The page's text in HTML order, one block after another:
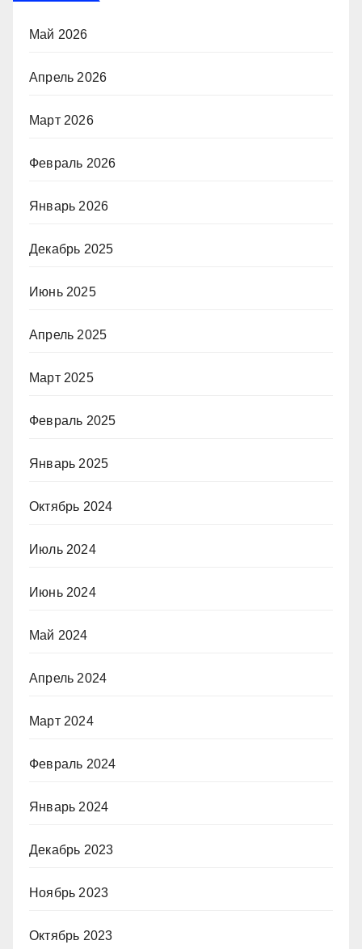
Май 2026
Апрель 2026
Март 2026
Февраль 2026
Январь 2026
Декабрь 2025
Июнь 2025
Апрель 2025
Март 2025
Февраль 2025
Январь 2025
Октябрь 2024
Июль 2024
Июнь 2024
Май 2024
Апрель 2024
Март 2024
Февраль 2024
Январь 2024
Декабрь 2023
Ноябрь 2023
Октябрь 2023